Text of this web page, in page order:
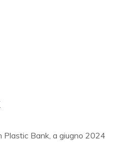
Plastic Bank, a giugno 2024